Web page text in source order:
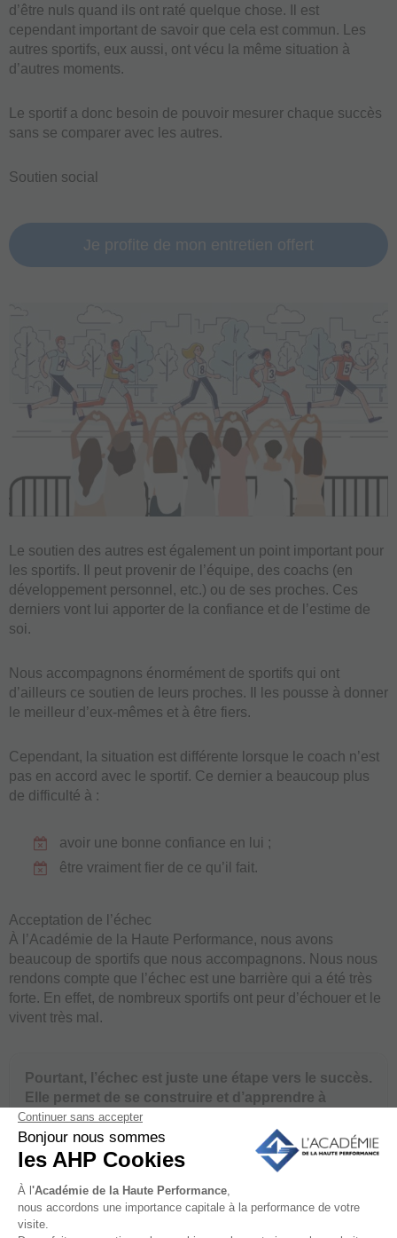
d’être nuls quand ils ont raté quelque chose. Il est
cependant important de savoir que cela est commun. Les
autres sportifs, eux aussi, ont vécu la même situation à
d’autres moments.
Le sportif a donc besoin de pouvoir mesurer chaque succès
sans se comparer avec les autres.
Soutien social
Je profite de mon entretien offert
Le soutien des autres est également un point important pour
les sportifs. Il peut provenir de l’équipe, des coachs (en
développement personnel, etc.) ou de ses proches. Ces
derniers vont lui apporter de la confiance et de l’estime de
soi.
Nous accompagnons énormément de sportifs qui ont
d’ailleurs ce soutien de leurs proches. Il les pousse à donner
le meilleur d’eux-mêmes et à être fiers.
Cependant, la situation est différente lorsque le coach n’est
pas en accord avec le sportif. Ce dernier a beaucoup plus
de difficulté à :
avoir une bonne confiance en lui ;
être vraiment fier de ce qu’il fait.
Acceptation de l’échec
À l’Académie de la Haute Performance, nous avons
beaucoup de sportifs que nous accompagnons. Nous nous
rendons compte que l’échec est une barrière qui a été très
forte. En effet, de nombreux sportifs ont peur d’échouer et le
vivent très mal.
Pourtant, l’échec est juste une étape vers le succès.
Elle permet de se construire et d’apprendre à
devenir meilleur. L’échec va nous permettre
d’apprendre de nos erreurs.
Nous avons un sportif que nous avons accompagné
récemment. Il s’est rendu compte que grâce à ses échecs, il
est devenu beaucoup plus performant. Ce sportif en a tiré